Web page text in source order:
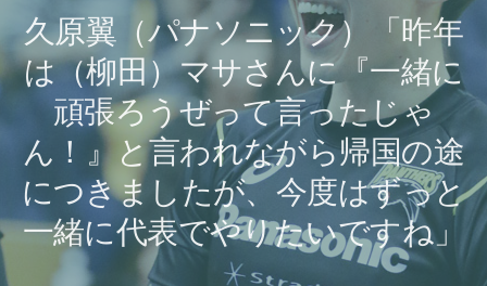
久原翼（パナソニック）「昨年
は（柳田）マサさんに『一緒に
頑張ろうぜって言ったじゃ
ん！』と言われながら帰国の途
につきましたが、今度はずっと
一緒に代表でやりたいですね」